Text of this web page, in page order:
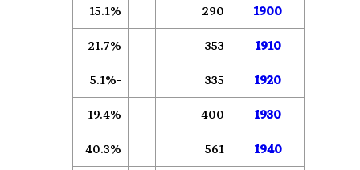
1900
290
15.1%
1910
353
21.7%
1920
335
-5.1%
1930
400
19.4%
1940
561
40.3%